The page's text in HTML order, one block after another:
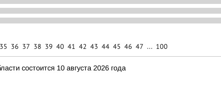
35 36 37 38 39 40 41 42 43 44 45 46 47 ... 100
состоится 10 августа 2026 года